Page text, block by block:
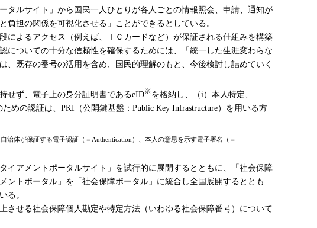
ルサイト」から国民一人ひとりが各人ごとの情報照会、申請、通知が
担の関係を可視化させる」ことができるとしている。
よるアクセス（例えば、ＩＣカードなど）が保証される仕組みを構築
ついての十分な信頼性を確保するためには、「統一した生涯変わらな
既存の番号の活用を含め、国民的理解のもと、今後検討し詰めていく
せず、電子上の身分証明書であるeID※を格納し、（i）本人特定、
めの認証は、PKI（公開鍵基盤：Public Key Infrastructure）を用いる方
体が保証する電子認証（＝Authentication）、本人の意思を示す電子署名（＝
アメントポータルサイト」を試行的に展開するとともに、「社会保障
ントポータル」を「社会保障ポータル」に統合し全国展開するととも
る。
せる社会保障個人勘定や特定方法（いわゆる社会保障番号）について